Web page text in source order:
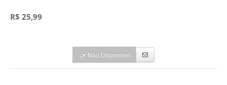
R$ 25,99
Não Disponível